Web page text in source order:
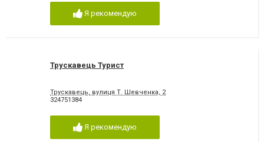
Я рекомендую
Трускавець Турист
Трускавець, вулиця Т. Шевченка, 2
324751384
Я рекомендую